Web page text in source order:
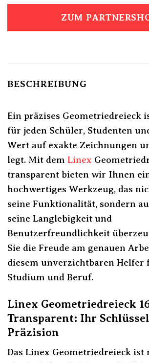
ZUM
BESCHREIBUNG
Ein präzises Geometriedreieck
für jeden Schüler, Studenten
Wert auf exakte Zeichnungen
legt. Mit dem Linex
transparent bieten wir Ihnen
hochwertiges Werkzeug, das
seine Funktionalität, sondern
seine Langlebigkeit und
Benutzerfreundlichkeit
Sie die Freude am genauen
diesem unverzichtbaren Helfer
Studium und Beruf.
Linex Geometriedreieck
Transparent: Ihr
Präzision
Das Linex Geometriedreieck ist